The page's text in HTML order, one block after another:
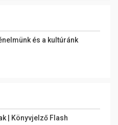
és a kultúránk
| Könyvjelző Flash